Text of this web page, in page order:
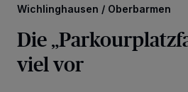
Wichlinghausen / Oberbarmen
Die
viel vor